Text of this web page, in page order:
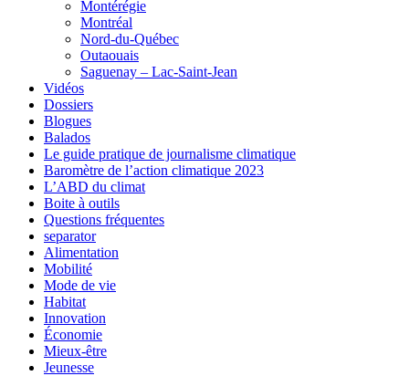
Montérégie
Montréal
Nord-du-Québec
Outaouais
Saguenay – Lac-Saint-Jean
Vidéos
Dossiers
Blogues
Balados
Le guide pratique de journalisme climatique
Baromètre de l’action climatique 2023
L’ABD du climat
Boite à outils
Questions fréquentes
separator
Alimentation
Mobilité
Mode de vie
Habitat
Innovation
Économie
Mieux-être
Jeunesse